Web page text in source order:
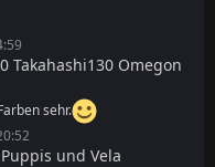
Takahashi130 Omegon
sehr.
und Vela